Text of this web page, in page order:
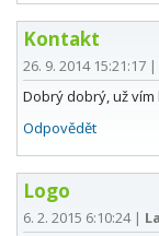
Kontakt
26. 9. 2014 15:21:17 |
Dobrý dobrý, už vím
Odpovědět
Logo
6. 2. 2015 6:10:24 |